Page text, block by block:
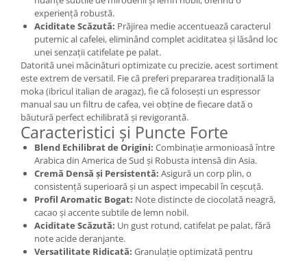
experiență robustă.
Aciditate Scăzută: Prăjirea medie accentuează caracterul
puternic al cafelei, eliminând complet aciditatea și lăsând loc
unei senzații catifelate pe palat.
Datorită unei măcinături optimizate cu precizie, acest sortiment
este extrem de versatil. Fie că preferi prepararea tradițională la
moka (ibricul italian de aragaz), fie că folosești un espressor
manual sau un filtru de cafea, vei obține de fiecare dată o
băutură perfect echilibrată și revigorantă.
Caracteristici și Puncte Forte
Blend Echilibrat de Origini: Combinație armonioasă între
Arabica din America de Sud și Robusta intensă din Asia.
Cremă Densă și Persistentă: Asigură un corp plin, o
consistență superioară și un aspect impecabil în ceșcuță.
Profil Aromatic Bogat: Note distincte de ciocolată neagră,
cacao și accente subtile de lemn nobil.
Aciditate Scăzută: Un gust rotund, catifelat pe palat, fără
note acide deranjante.
Versatilitate Ridicată: Granulație optimizată pentru